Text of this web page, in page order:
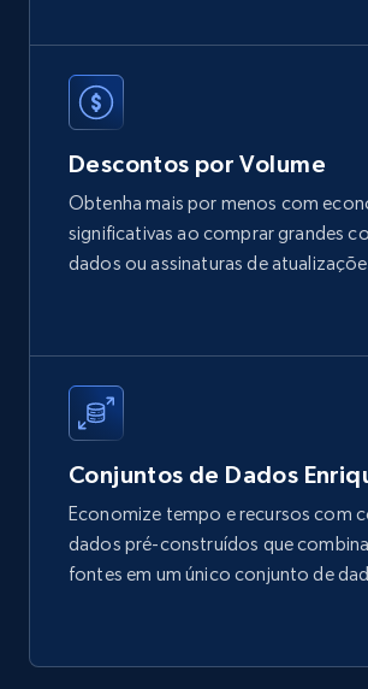
price, and more.
eCommerce
323+
price, Final price, Final price high,
more.
254+
Descontos por Volume
Obtenha mais por menos com
significativas ao comprar grandes
dados ou assinaturas de
Conjuntos de Dados
Economize tempo e recursos com
dados pré-construídos que
fontes em um único conjunto de